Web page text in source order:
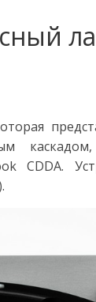
каскадом,
CDDA.